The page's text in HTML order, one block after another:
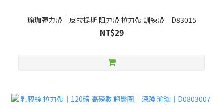
瑜珈彈力帶｜皮拉提斯 阻力帶 拉力帶 訓練帶｜D83015
NT$29